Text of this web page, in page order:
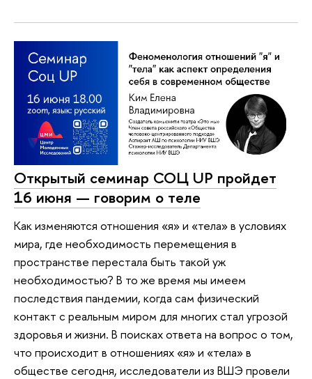
Открытый семинар СОЦ UP пройдет
16 июня — говорим о теле
Как изменяются отношения «я» и «тела» в условиях
мира, где необходимость перемещения в
пространстве перестала быть такой уж
необходимостью? В то же время мы имеем
последствия пандемии, когда сам физический
контакт с реальным миром для многих стал угрозой
здоровья и жизни. В поисках ответа на вопрос о том,
что происходит в отношениях «я» и «тела» в
обществе сегодня, исследователи из ВШЭ провели